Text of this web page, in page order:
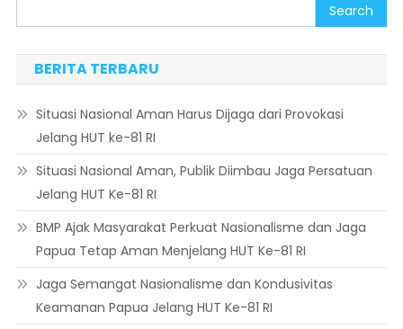
Search
BERITA TERBARU
Situasi Nasional Aman Harus Dijaga dari Provokasi
Jelang HUT ke-81 RI
Situasi Nasional Aman, Publik Diimbau Jaga Persatuan
Jelang HUT Ke-81 RI
BMP Ajak Masyarakat Perkuat Nasionalisme dan Jaga
Papua Tetap Aman Menjelang HUT Ke-81 RI
Jaga Semangat Nasionalisme dan Kondusivitas
Keamanan Papua Jelang HUT Ke-81 RI